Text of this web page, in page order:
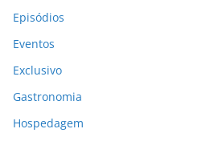
Episódios
Eventos
Exclusivo
Gastronomia
Hospedagem